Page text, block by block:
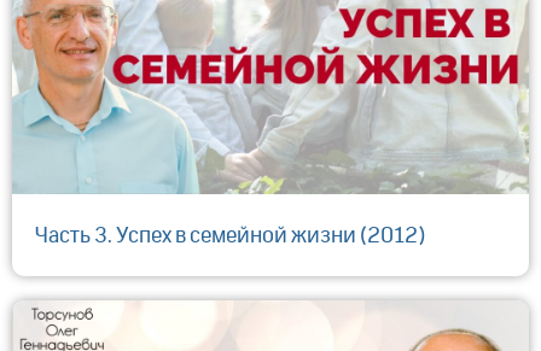
Часть 3. Успех в семейной жизни (2012)